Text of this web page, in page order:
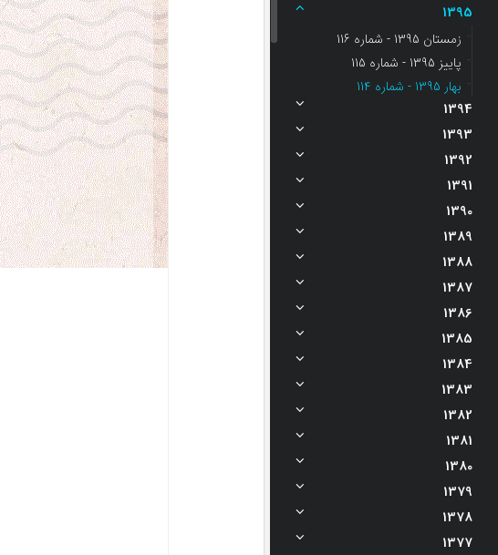
1395
زمستان 1395 - شماره 116
پاییز 1395 - شماره 115
بهار 1395 - شماره 114
1394
1393
1392
1391
1390
1389
1388
1387
1386
1385
1384
1383
1382
1381
1380
1379
1378
1377